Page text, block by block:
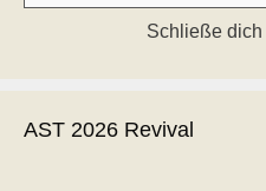
Schließe dich
AST 2026 Revival